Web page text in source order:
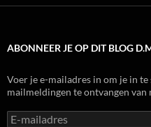
ABONNEER JE OP DIT BLOG
Voer je e-mailadres in om je in
mailmeldingen te ontvangen
E-